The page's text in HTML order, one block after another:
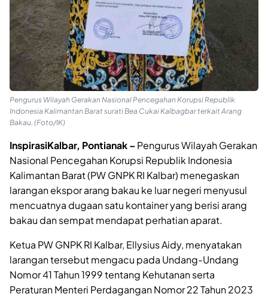
Pengurus Wilayah Gerakan Nasional Pencegahan Korupsi Republik
Indonesia Kalimantan Barat surati Bea Cukai Kalbagbar terkait Arang
Bakau. (Foto/IK)
InspirasiKalbar, Pontianak – Pengurus Wilayah Gerakan
Nasional Pencegahan Korupsi Republik Indonesia
Kalimantan Barat (PW GNPK RI Kalbar) menegaskan
larangan ekspor arang bakau ke luar negeri menyusul
mencuatnya dugaan satu kontainer yang berisi arang
bakau dan sempat mendapat perhatian aparat.
Ketua PW GNPK RI Kalbar, Ellysius Aidy, menyatakan
larangan tersebut mengacu pada Undang-Undang
Nomor 41 Tahun 1999 tentang Kehutanan serta
Peraturan Menteri Perdagangan Nomor 22 Tahun 2023